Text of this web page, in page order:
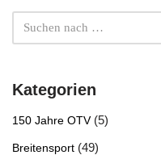
Kategorien
150 Jahre OTV(5)
Breitensport (49)